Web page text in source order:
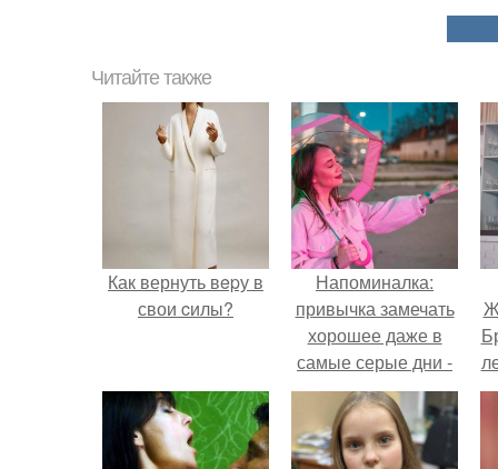
Читайте также
Как вернуть вepу в
свои cилы?
Напоминалка:
привычка замечать
хорошее даже в
самые серые дни -
это не очередная
сказка из книг по
саморазвитию.